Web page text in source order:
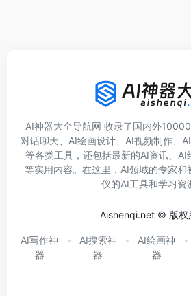
AI神器大全导航网 收录了国内外
对话聊天、AI绘画设计、AI视频制作、
等各类工具，还包括最新的AI资讯、AI
等实用内容。在这里，AI领域的专家和
仪的AI工具和学习资
Aishenqi.net © 版权
AI写作神
器
AI搜索神
器
AI绘画神
器